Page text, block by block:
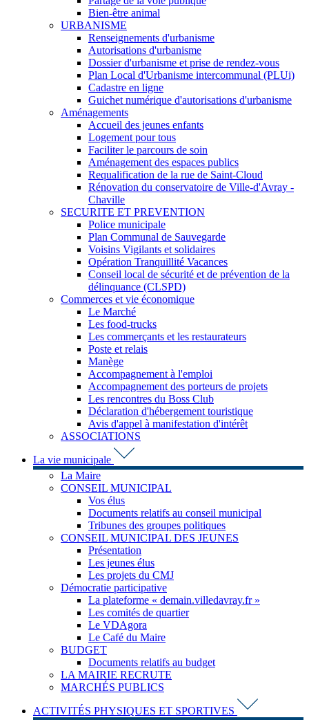
Bien-être animal
URBANISME
Renseignements d'urbanisme
Autorisations d'urbanisme
Dossier d'urbanisme et prise de rendez-vous
Plan Local d'Urbanisme intercommunal (PLUi)
Cadastre en ligne
Guichet numérique d'autorisations d'urbanisme
Aménagements
Accueil des jeunes enfants
Logement pour tous
Faciliter le parcours de soin
Aménagement des espaces publics
Requalification de la rue de Saint-Cloud
Rénovation du conservatoire de Ville-d'Avray -
Chaville
SECURITE ET PREVENTION
Police municipale
Plan Communal de Sauvegarde
Voisins Vigilants et solidaires
Opération Tranquillité Vacances
Conseil local de sécurité et de prévention de la
délinquance (CLSPD)
Commerces et vie économique
Le Marché
Les food-trucks
Les commerçants et les restaurateurs
Poste et relais
Manège
Accompagnement à l'emploi
Accompagnement des porteurs de projets
Les rencontres du Boss Club
Déclaration d'hébergement touristique
Avis d'appel à manifestation d'intérêt
ASSOCIATIONS
La vie municipale
La Maire
CONSEIL MUNICIPAL
Vos élus
Documents relatifs au conseil municipal
Tribunes des groupes politiques
CONSEIL MUNICIPAL DES JEUNES
Présentation
Les jeunes élus
Les projets du CMJ
Démocratie participative
La plateforme « demain.villedavray.fr »
Les comités de quartier
Le VDAgora
Le Café du Maire
BUDGET
Documents relatifs au budget
LA MAIRIE RECRUTE
MARCHÉS PUBLICS
ACTIVITÉS PHYSIQUES ET SPORTIVES